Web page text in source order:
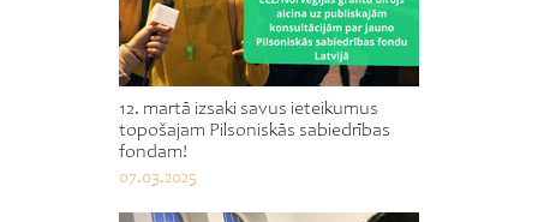
12. martā izsaki savus ieteikumus
topošajam Pilsoniskās sabiedrības
fondam!
07.03.2025